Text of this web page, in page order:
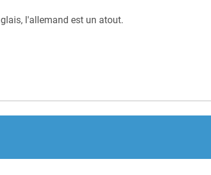
l'allemand est un atout.